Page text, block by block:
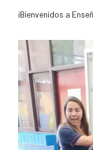
¡Bienvenidos a